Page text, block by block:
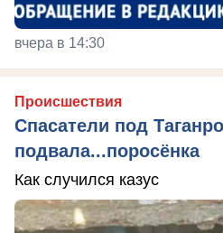
вчера в 14:30
Происшествия
Спасатели под
подвала...поросёнка
Как случился казус